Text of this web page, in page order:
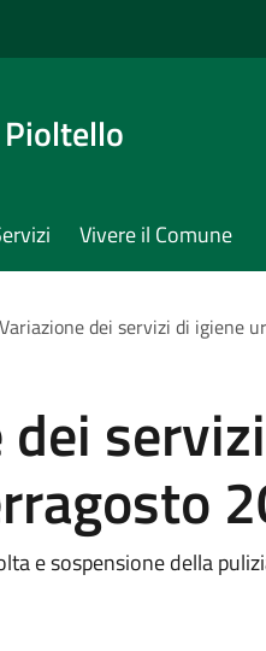
Vivere il Comune
Variazione dei servizi di igiene
e sospensione della